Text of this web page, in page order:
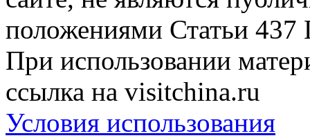
положениями Статьи 437
При использовании
ссылка на visitchina.ru
Условия использования